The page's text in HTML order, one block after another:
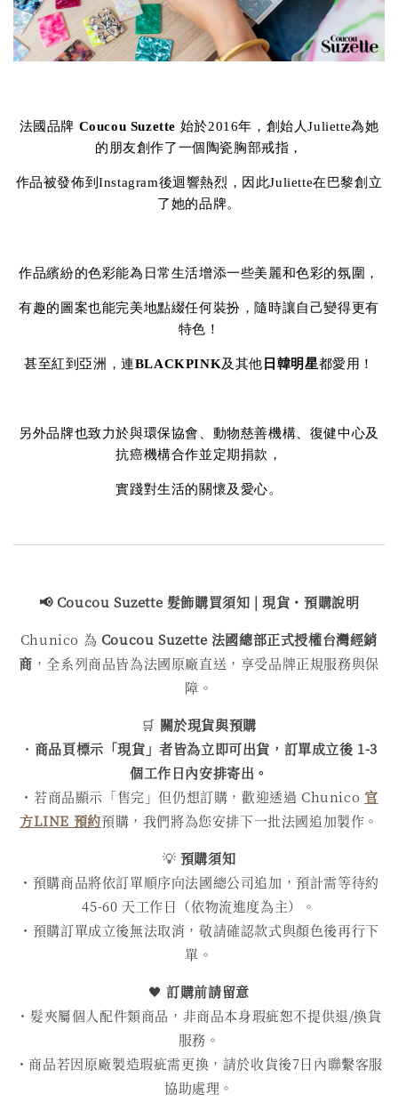
法國品牌 Coucou Suzette 始於2016年，創始人Juliette為她
的朋友創作了一個陶瓷胸部戒指，
作品被發佈到Instagram後迴響熱烈，因此Juliette在巴黎創立
了她的品牌。
作品繽紛的色彩能為日常生活增添一些美麗和色彩的氛圍，
有趣的圖案也能完美地點綴任何裝扮，隨時讓自己變得更有
特色！
甚至紅到亞洲，連BLACKPINK及其他 日韓明星都愛用！
另外品牌也致力於與環保協會、動物慈善機構、復健中心及
抗癌機構合作並定期捐款，
實踐對生活的關懷及愛心。
📢 Coucou Suzette 髮飾購買須知 | 現貨・預購說明
Chunico 為 Coucou Suzette 法國總部正式授權台灣經銷
商 ，全系列商品皆為法國原廠直送，享受品牌正規服務與保
障。
🛒 關於現貨與預購
・ 商品頁標示「現貨」者皆為立即可出貨，訂單成立後 1-3
個工作日內安排寄出。
・若商品顯示「售完」但仍想訂購，歡迎透過 Chunico 官
方LINE 預約預購，我們將為您安排下一批法國追加製作。
💡 預購須知
・預購商品將依訂單順序向法國總公司追加，預計需等待約
45-60 天工作日（依物流進度為主）。
・預購訂單成立後無法取消，敬請確認款式與顏色後再行下
單。
🖤訂購前請留意
・髮夾屬個人配件類商品，非商品本身瑕疵恕不提供退/換貨
服務。
・商品若因原廠製造瑕疵需更換，請於收貨後7日內聯繫客服
協助處理。